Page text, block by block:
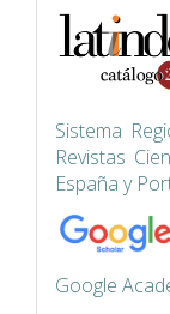
Sistema
Revistas
España y
Google